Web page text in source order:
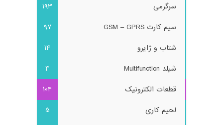
سرگرمی
193
سیم کارت GSM – GPRS
97
شتاب و ژایرو
14
شیلد Multifunction
4
قطعات الکترونیک
104
لحیم کاری
5